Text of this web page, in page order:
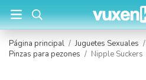
Página principal / Juguetes Sexuales /
Pinzas para pezones / Nipple Suckers